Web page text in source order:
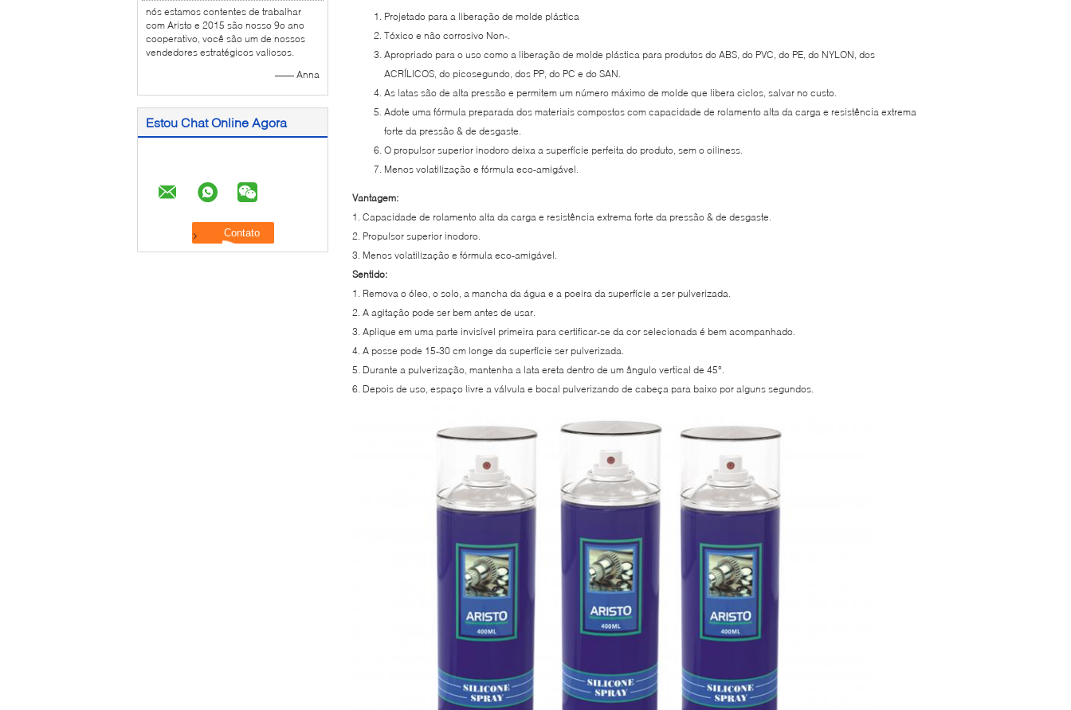
nós estamos contentes de trabalhar
com Aristo e 2015 são nosso 9o ano
cooperativo, você são um de nossos
vendedores estratégicos valiosos.
—— Anna
Estou Chat Online Agora
Projetado para a liberação de molde plástica
Tóxico e não corrosivo Non-.
Apropriado para o uso como a liberação de molde plástica para produtos do ABS, do PVC, do PE, do NYLON, dos
ACRÍLICOS, do picosegundo, dos PP, do PC e do SAN.
As latas são de alta pressão e permitem um número máximo de molde que libera ciclos, salvar no custo.
Adote uma fórmula preparada dos materiais compostos com capacidade de rolamento alta da carga e resistência extrema
forte da pressão & de desgaste.
O propulsor superior inodoro deixa a superfície perfeita do produto, sem o oiliness.
Menos volatilização e fórmula eco-amigável.
Vantagem:
1. Capacidade de rolamento alta da carga e resistência extrema forte da pressão & de desgaste.
2. Propulsor superior inodoro.
3. Menos volatilização e fórmula eco-amigável.
Sentido:
1. Remova o óleo, o solo, a mancha da água e a poeira da superfície a ser pulverizada.
2. A agitação pode ser bem antes de usar.
3. Aplique em uma parte invisível primeira para certificar-se da cor selecionada é bem acompanhado.
4. A posse pode 15-30 cm longe da superfície ser pulverizada.
5. Durante a pulverização, mantenha a lata ereta dentro de um ângulo vertical de 45°.
6. Depois de uso, espaço livre a válvula e bocal pulverizando de cabeça para baixo por alguns segundos.